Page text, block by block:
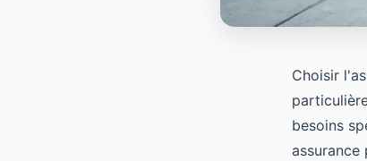
Choisir
besoins